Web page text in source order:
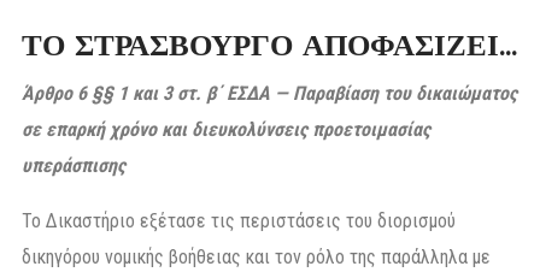
ΤΟ ΣΤΡΑΣΒΟΥΡΓΟ ΑΠΟΦΑΣΙΖΕΙ…
Άρθρο 6 §§ 1 και 3 στ. β΄ ΕΣΔΑ — Παραβίαση του δικαιώματος
σε επαρκή χρόνο και διευκολύνσεις προετοιμασίας
υπεράσπισης
Το Δικαστήριο εξέτασε τις περιστάσεις του διορισμού
δικηγόρου νομικής βοήθειας και τον ρόλο της παράλληλα με